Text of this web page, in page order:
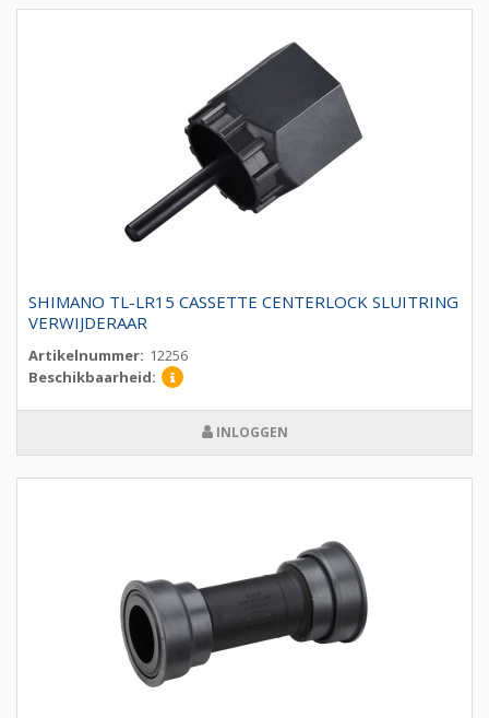
SHIMANO TL-LR15 CASSETTE CENTERLOCK SLUITRING
VERWIJDERAAR
Artikelnummer: 12256
Beschikbaarheid:
INLOGGEN